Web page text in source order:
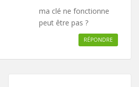
ma clé ne fonctionne
peut être pas ?
RÉPONDRE